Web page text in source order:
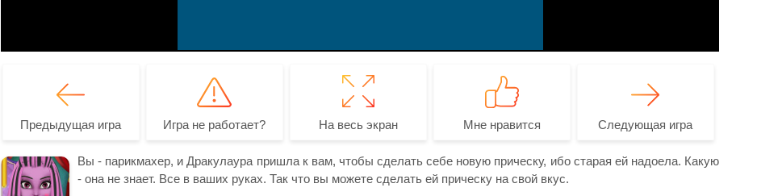
Предыдущая игра Игра не работает? На весь экран Мне нравится Следующая игра
Вы - парикмахер, и Дракулаура пришла к вам, чтобы сделать себе новую прическу, ибо старая ей надоела. Какую
- она не знает. Все в ваших руках. Так что вы можете сделать ей прическу на свой вкус.